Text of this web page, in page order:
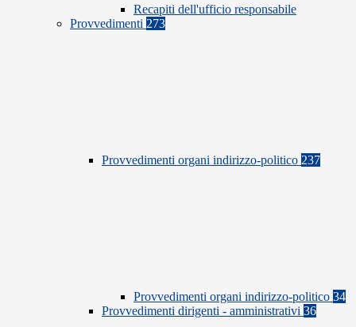
Recapiti dell'ufficio responsabile
Provvedimenti 273
Provvedimenti organi indirizzo-politico 237
Provvedimenti organi indirizzo-politico 34
Provvedimenti dirigenti - amministrativi 36